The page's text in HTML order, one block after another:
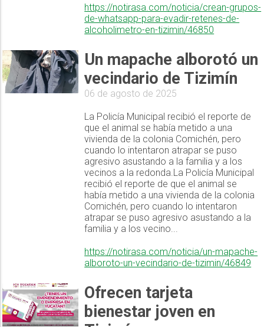
https://notirasa.com/noticia/crean-grupos-
de-whatsapp-para-evadir-retenes-de-
alcoholimetro-en-tizimin/46850
Un mapache alborotó un
vecindario de Tizimín
06 de agosto de 2025
La Policía Municipal recibió el reporte de
que el animal se había metido a una
vivienda de la colonia Comichén, pero
cuando lo intentaron atrapar se puso
agresivo asustando a la familia y a los
vecinos a la redonda.La Policía Municipal
recibió el reporte de que el animal se
había metido a una vivienda de la colonia
Comichén, pero cuando lo intentaron
atrapar se puso agresivo asustando a la
familia y a los vecino...
https://notirasa.com/noticia/un-mapache-
alboroto-un-vecindario-de-tizimin/46849
Ofrecen tarjeta
bienestar joven en